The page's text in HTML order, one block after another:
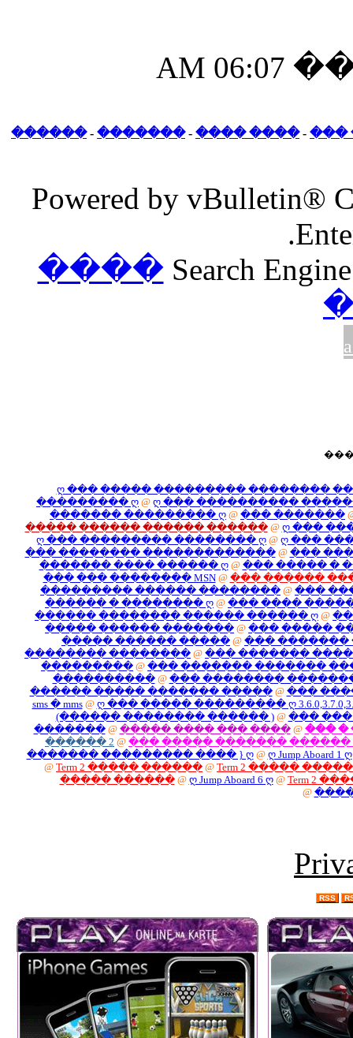
-
�������
-
������
Powered by
����
ღ ��� �����
��������� ღ @ღ
�������
����� ������
ღ ��� ���������
��� ��������
������� ����
��� ��� ��������
���������
������ �
������ ��������
����� ������
����� ������
�������� ��������
��������� @���
���������� @
������ �����
sms � mms @ღ ��� �����
(������
������� @�����
������ 2 @���
������� ���������
@Term 2 �����
����� ������ @ღ